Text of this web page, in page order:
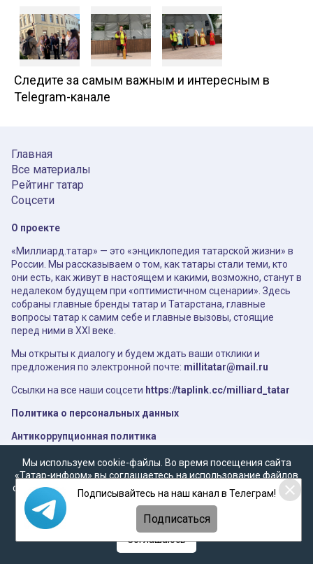
Следите за самым важным и интересным в
Telegram-канале
Главная
Все материалы
Рейтинг татар
Соцсети
О проекте
«Миллиард.татар» — это «энциклопедия татарской жизни» в
России. Мы рассказываем о том, как татары стали теми, кто
они есть, как живут в настоящем и какими, возможно, станут в
недалеком будущем при «оптимистичном сценарии». Здесь
собраны главные бренды татар и Татарстана, главные
вопросы татар к самим себе и главные вызовы, стоящие
перед ними в XXI веке.
Мы открыты к диалогу и будем ждать ваши отклики и
предложения по электронной почте: millitatar@mail.ru
Ссылки на все наши соцсети https://taplink.cc/milliard_tatar
Политика о персональных данных
Антикоррупционная политика
АО «ТАТМЕДИА» использует «cookie»
для персонализации сервисов и удобства
пользователей сайтом. Использование «cookie»
можно отменить в настройках браузера.
Политика конфиденциальности
Мы используем cookie-файлы. Во время посещения сайта
«Татар-информ» вы соглашаетесь на использование файлов
cookie в соответствии с настоящим уведомлением, согласием
наобработку персональных данных,Политикой о
персональных данных
Политикой конфиденциальности
Соглашаюсь
Подписывайтесь на наш канал в Телеграм!
Подписаться